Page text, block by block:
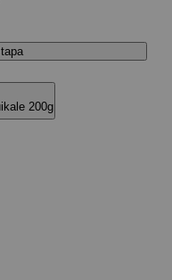
200g